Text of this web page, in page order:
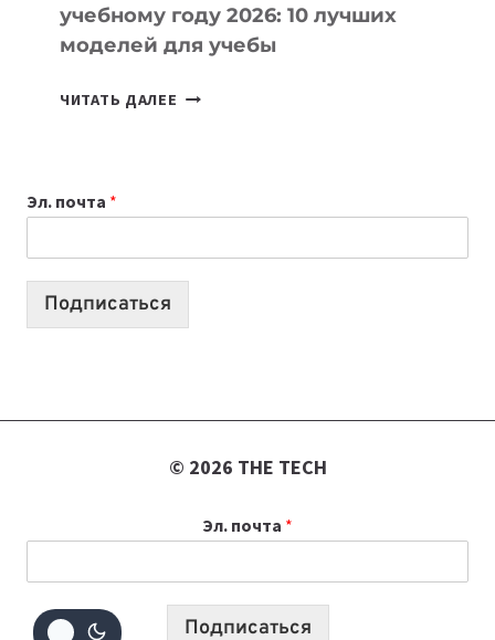
учебному году 2026: 10 лучших
моделей для учебы
ЧИТАТЬ ДАЛЕЕ КАКОЙ
2026:
10
Эл. почта *
Подписаться
© 2026 THE TECH
Эл. почта *
Подписаться